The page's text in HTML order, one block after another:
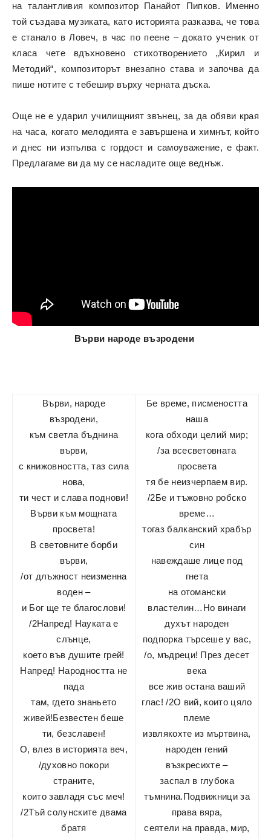
на талантливия композитор Панайот Пипков. Именно
той създава музиката, като историята разказва, че това
е станало в Ловеч, в час по пеене – докато ученик от
класа чете вдъхновено стихотворението „Кирил и
Методий“, композиторът внезапно става и започва да
пише нотите с тебешир върху черната дъска.
Още не е ударил училищният звънец, за да обяви края
на часа, когато мелодията е завършена и химнът, който
и днес ни изпълва с гордост и самоуважение, е факт.
Предлагаме ви да му се насладите още веднъж.
Върви народе възродени
Върви, народе
възродени,
към светла бъднина
върви,
с книжовността, таз сила
нова,
ти чест и слава поднови!
Върви към мощната
просвета!
В световните борби
върви,
/от длъжност неизменна
воден –
и Бог ще те благослови!
/2Напред! Науката е
слънце,
което във душите грей!
Напред! Народността не
пада
там, гдето знаньето
живей!Безвестен беше
ти, безславен!
О, влез в историята веч,
/духовно покори
страните,
които завладя със меч!
/2Тъй солунските двама
братя
Бе време, писмеността
наша
кога обходи целий мир;
/за всесветовната
просвета
тя бе неизчерпаем вир.
/2Бе и тъжовно робско
време…
тогаз балканский храбър
син
навеждаше лице под
гнета
на отомански
властелин…Но винаги
духът народен
подпорка търсеше у вас,
/о, мъдреци! През десет
века
все жив остана ваший
глас! /2О вий, които цяло
племе
извлякохте из мъртвина,
народен гений
възкресихте –
заспал в глубока
тъмнина.Подвижници за
права вяра,
сеятели на правда, мир,